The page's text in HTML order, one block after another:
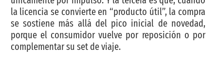
la licencia se convierte en “producto útil”, la compra
se sostiene más allá del pico inicial de novedad,
porque el consumidor vuelve por reposición o por
complementar su set de viaje.